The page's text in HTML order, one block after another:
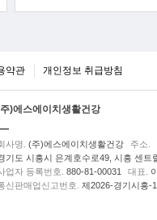
약관 개인정보 취급방침
)에스에이치생활건강
사명. (주)에스에이치생활건강
주소.
기도 시흥시 은계호수로49, 시흥 센트
업자 등록번호. 880-81-00031 대표.
신판매업신고번호. 제2026-경기시흥-